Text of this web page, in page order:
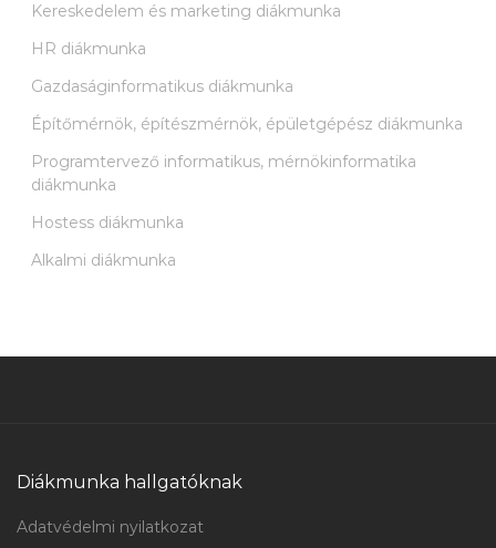
Kereskedelem és marketing diákmunka
HR diákmunka
Gazdaságinformatikus diákmunka
Építőmérnök, építészmérnök, épületgépész diákmunka
Programtervező informatikus, mérnökinformatika
diákmunka
Hostess diákmunka
Alkalmi diákmunka
Diákmunka hallgatóknak
Adatvédelmi nyilatkozat